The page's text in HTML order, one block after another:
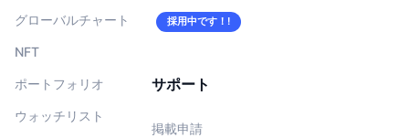
グローバルチャート
NFT
ポートフォリオ
ウォッチリスト
採用中です！!
サポート
掲載申請